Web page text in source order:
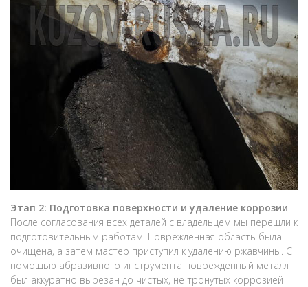
Этап 2: Подготовка поверхности и удаление коррозии
После согласования всех деталей с владельцем мы перешли к
подготовительным работам. Поврежденная область была
очищена, а затем мастер приступил к удалению ржавчины. С
помощью абразивного инструмента поврежденный металл
был аккуратно вырезан до чистых, не тронутых коррозией